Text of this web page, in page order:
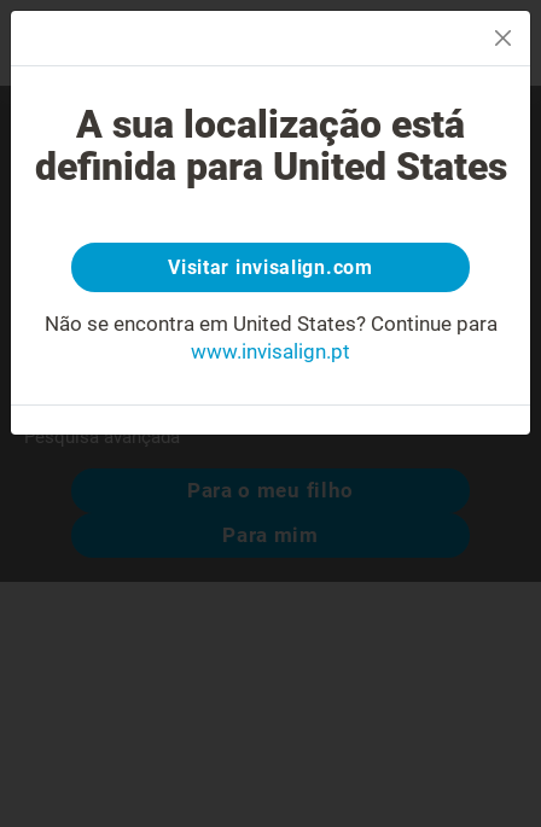
Encontre um Invisalign®
provider experiente perto
de si.
Morada não reconhecida ou ambígua.
Pesquisa avançada
Para o meu filho
Para mim
A sua localização está
definida para United States
Visitar invisalign.com
Não se encontra em United States? Continue para
www.invisalign.pt